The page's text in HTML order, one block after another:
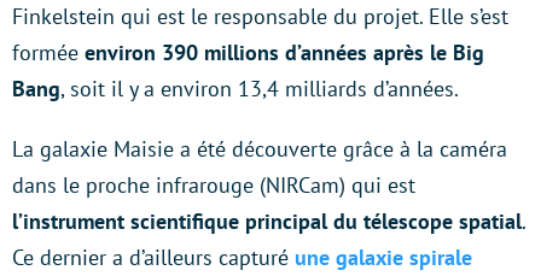
Finkelstein qui est le responsable du projet. Elle s’est
formée environ 390 millions d’années après le Big
Bang, soit il y a environ 13,4 milliards d’années.
La galaxie Maisie a été découverte grâce à la caméra
dans le proche infrarouge (NIRCam) qui est
l’instrument scientifique principal du télescope spatial.
Ce dernier a d’ailleurs capturé une galaxie spirale